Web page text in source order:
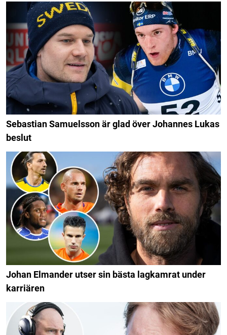
Sebastian Samuelsson är glad över Johannes Lukas
beslut
Johan Elmander utser sin bästa lagkamrat under
karriären